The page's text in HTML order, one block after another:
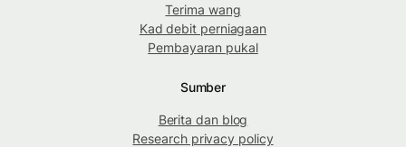
Terima wang
Kad debit perniagaan
Pembayaran pukal
Sumber
Berita dan blog
Research privacy policy